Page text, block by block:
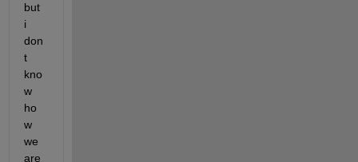
but
i
don
t
kno
w
ho
w
we
are